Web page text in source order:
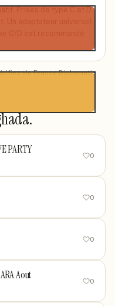
Prises de type C et D
via France Diplomatie
.
PARTY 0
0
0
Aout 0